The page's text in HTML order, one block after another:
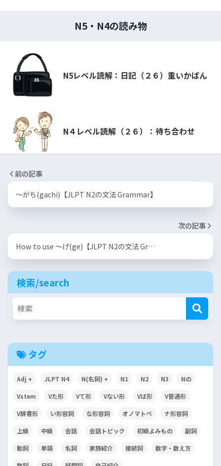
N5・N4の読み物
N5レベル読解：日記（２６）重いかばん
N４レベル読解（２６）：待ち合わせ
前の記事
〜がち(gachi)【JLPT N2の文法 Grammar】
次の記事
How to use 〜げ(ge)【JLPT N2の文法 Gr…
検索/search
タグ
Adj + JLPT N4 N(名詞) + N1 N2 N3 Nの
Vstem Vた形 Vて形 Vない形 Vば形 V普通形
V辞書形 い形容詞 な形容詞 オノマトペ ナ形容詞
上級 中級 会話 会話トピック 初級よみもの 副詞
動詞 単語 名詞 家族紹介 接続詞 数字・数え方